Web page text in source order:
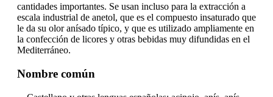
cantidades importantes. Se usan incluso para la extracción a
escala industrial de anetol, que es el compuesto insaturado que
le da su olor anísado típico, y que es utilizado ampliamente en
la confección de licores y otras bebidas muy difundidas en el
Mediterráneo.
Nombre común